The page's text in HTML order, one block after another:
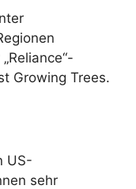
Growing Trees.
US-
sehr